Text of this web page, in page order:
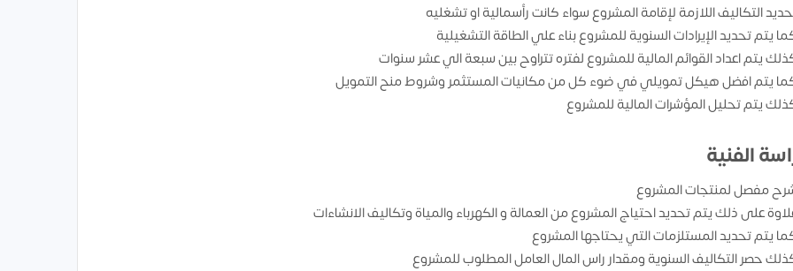
التكاليف اللازمة لإقامة المشروع سواء كانت رأسمالية او تشغليه
يتم تحديد الإيرادات السنوية للمشروع بناء علي الطاقة التشغيلية
يتم اعداد القوائم المالية للمشروع لفتره تتراوح بين سبعة الي عشر سنوات
يتم افضل هيكل تمويلي في ضوء كل من مكانيات المستثمر وشروط منح التمويل
يتم تحليل المؤشرات المالية للمشروع
الفنية
مفصل لمنتجات المشروع
على ذلك يتم تحديد احتياج المشروع من العمالة و الكهرباء والمياة وتكاليف الانشاءات
يتم تحديد المستلزمات التي يحتاجها المشروع
حصر التكاليف السنوية ومقدار راس المال العامل المطلوب للمشروع